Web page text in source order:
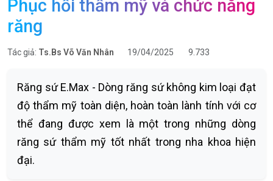
Phục hồi thẩm mỹ và chức năng
răng
Tác giả: Ts.Bs Võ Văn Nhân 19/04/2025 9.733
Răng sứ E.Max - Dòng răng sứ không kim loại đạt
độ thẩm mỹ toàn diện, hoàn toàn lành tính với cơ
thể đang được xem là một trong những dòng
răng sứ thẩm mỹ tốt nhất trong nha khoa hiện
đại.